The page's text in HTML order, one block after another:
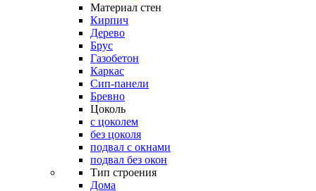
Материал стен
Кирпич
Дерево
Брус
Газобетон
Каркас
Сип-панели
Бревно
Цоколь
с цоколем
без цоколя
подвал с окнами
подвал без окон
Тип строения
Дома